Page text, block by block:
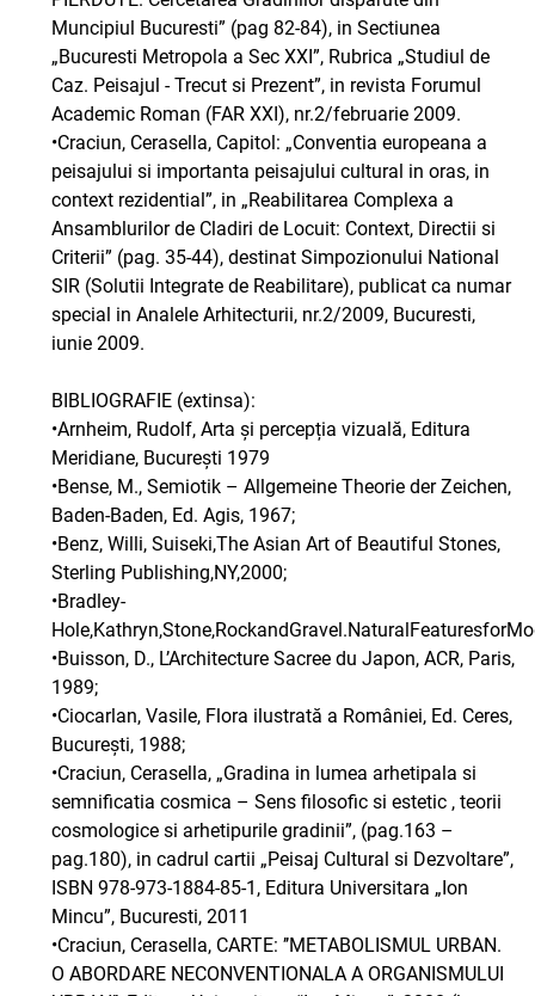
Muncipiul Bucuresti” (pag 82-84), in Sectiunea
„Bucuresti Metropola a Sec XXI”, Rubrica „Studiul de
Caz. Peisajul - Trecut si Prezent”, in revista Forumul
Academic Roman (FAR XXI), nr.2/februarie 2009.
•Craciun, Cerasella, Capitol: „Conventia europeana a
peisajului si importanta peisajului cultural in oras, in
context rezidential”, in „Reabilitarea Complexa a
Ansamblurilor de Cladiri de Locuit: Context, Directii si
Criterii” (pag. 35-44), destinat Simpozionului National
SIR (Solutii Integrate de Reabilitare), publicat ca numar
special in Analele Arhitecturii, nr.2/2009, Bucuresti,
iunie 2009.
BIBLIOGRAFIE (extinsa):
•Arnheim, Rudolf, Arta și percepția vizuală, Editura
Meridiane, București 1979
•Bense, M., Semiotik – Allgemeine Theorie der Zeichen,
Baden-Baden, Ed. Agis, 1967;
•Benz, Willi, Suiseki,The Asian Art of Beautiful Stones,
Sterling Publishing,NY,2000;
•Bradley-
•Buisson, D., L’Architecture Sacree du Japon, ACR, Paris,
1989;
•Ciocarlan, Vasile, Flora ilustrată a României, Ed. Ceres,
București, 1988;
•Craciun, Cerasella, „Gradina in lumea arhetipala si
semnificatia cosmica – Sens filosofic si estetic , teorii
cosmologice si arhetipurile gradinii”, (pag.163 –
pag.180), in cadrul cartii „Peisaj Cultural si Dezvoltare”,
ISBN 978-973-1884-85-1, Editura Universitara „Ion
Mincu”, Bucuresti, 2011
•Craciun, Cerasella, CARTE: ’’METABOLISMUL URBAN.
O ABORDARE NECONVENTIONALA A ORGANISMULUI